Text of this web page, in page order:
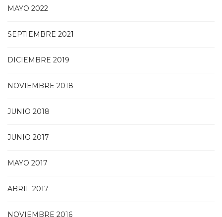
MAYO 2022
SEPTIEMBRE 2021
DICIEMBRE 2019
NOVIEMBRE 2018
JUNIO 2018
JUNIO 2017
MAYO 2017
ABRIL 2017
NOVIEMBRE 2016